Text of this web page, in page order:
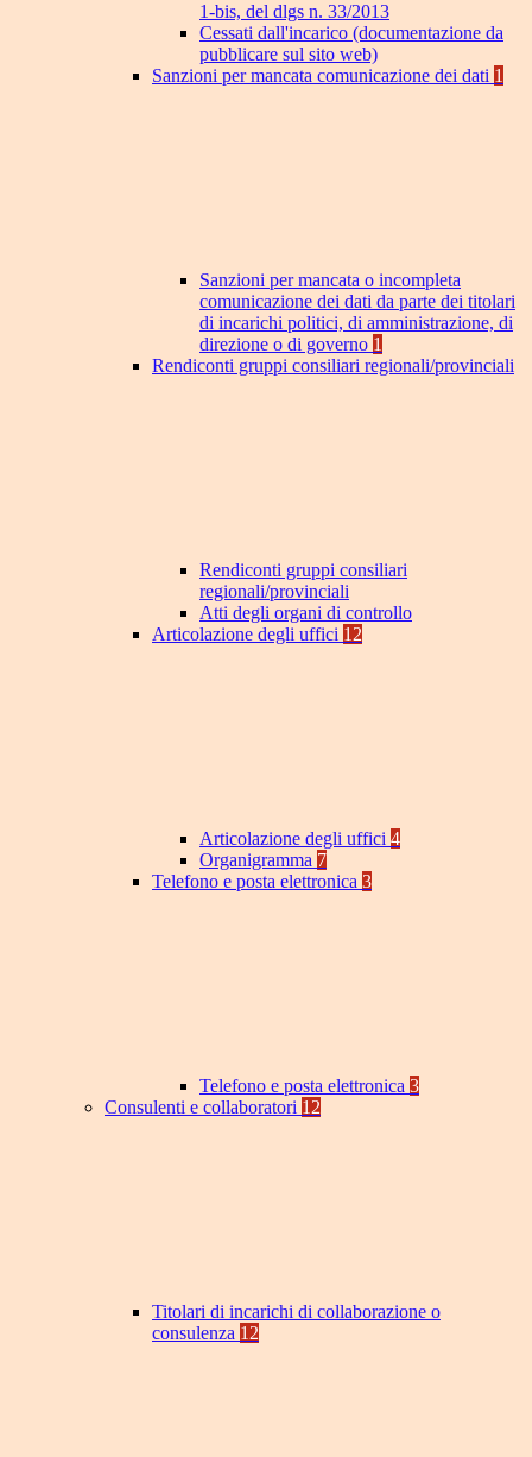
1-bis, del dlgs n. 33/2013
Cessati dall'incarico (documentazione da
pubblicare sul sito web)
Sanzioni per mancata comunicazione dei dati 1
Sanzioni per mancata o incompleta
comunicazione dei dati da parte dei titolari
di incarichi politici, di amministrazione, di
direzione o di governo 1
Rendiconti gruppi consiliari regionali/provinciali
Rendiconti gruppi consiliari
regionali/provinciali
Atti degli organi di controllo
Articolazione degli uffici 12
Articolazione degli uffici 4
Organigramma 7
Telefono e posta elettronica 3
Telefono e posta elettronica 3
Consulenti e collaboratori 12
Titolari di incarichi di collaborazione o
consulenza 12